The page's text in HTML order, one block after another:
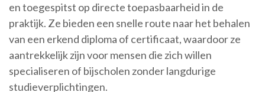
en toegespitst op directe toepasbaarheid in de
praktijk. Ze bieden een snelle route naar het behalen
van een erkend diploma of certificaat, waardoor ze
aantrekkelijk zijn voor mensen die zich willen
specialiseren of bijscholen zonder langdurige
studieverplichtingen.